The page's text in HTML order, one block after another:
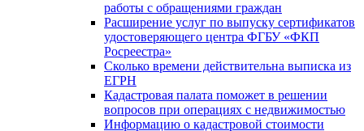
работы с обращениями граждан
Расширение услуг по выпуску сертификатов
удостоверяющего центра ФГБУ «ФКП
Росреестра»
Сколько времени действительна выписка из
ЕГРН
Кадастровая палата поможет в решении
вопросов при операциях с недвижимостью
Информацию о кадастровой стоимости